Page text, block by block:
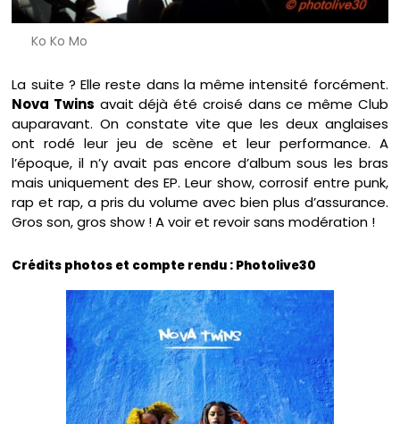
Ko Ko Mo
La suite ? Elle reste dans la même intensité forcément.
Nova Twins avait déjà été croisé dans ce même Club
auparavant. On constate vite que les deux anglaises
ont rodé leur jeu de scène et leur performance. A
l’époque, il n’y avait pas encore d’album sous les bras
mais uniquement des EP. Leur show, corrosif entre punk,
rap et rap, a pris du volume avec bien plus d’assurance.
Gros son, gros show ! A voir et revoir sans modération !
Crédits photos et compte rendu : Photolive30